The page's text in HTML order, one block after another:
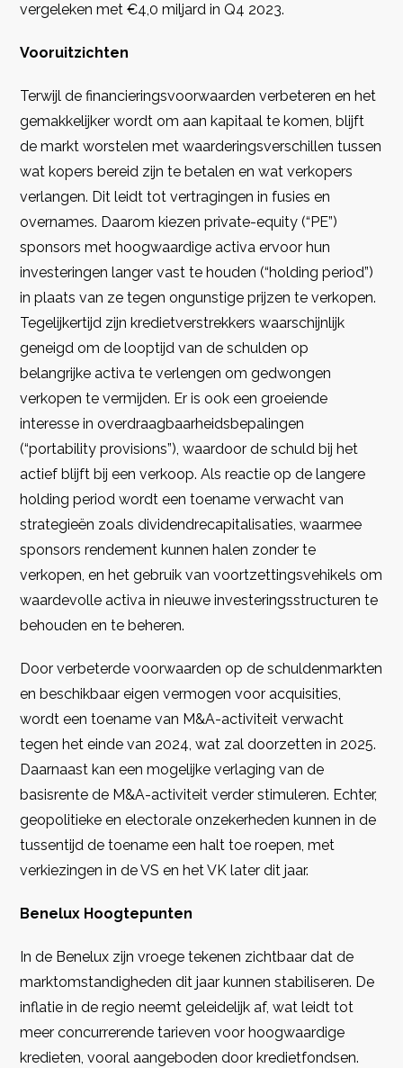
vergeleken met €4,0 miljard in Q4 2023.
Vooruitzichten
Terwijl de financieringsvoorwaarden verbeteren en het
gemakkelijker wordt om aan kapitaal te komen, blijft
de markt worstelen met waarderingsverschillen tussen
wat kopers bereid zijn te betalen en wat verkopers
verlangen. Dit leidt tot vertragingen in fusies en
overnames. Daarom kiezen private-equity (“PE”)
sponsors met hoogwaardige activa ervoor hun
investeringen langer vast te houden (“holding period”)
in plaats van ze tegen ongunstige prijzen te verkopen.
Tegelijkertijd zijn kredietverstrekkers waarschijnlijk
geneigd om de looptijd van de schulden op
belangrijke activa te verlengen om gedwongen
verkopen te vermijden. Er is ook een groeiende
interesse in overdraagbaarheidsbepalingen
(“portability provisions”), waardoor de schuld bij het
actief blijft bij een verkoop. Als reactie op de langere
holding period wordt een toename verwacht van
strategieën zoals dividendrecapitalisaties, waarmee
sponsors rendement kunnen halen zonder te
verkopen, en het gebruik van voortzettingsvehikels om
waardevolle activa in nieuwe investeringsstructuren te
behouden en te beheren.
Door verbeterde voorwaarden op de schuldenmarkten
en beschikbaar eigen vermogen voor acquisities,
wordt een toename van M&A-activiteit verwacht
tegen het einde van 2024, wat zal doorzetten in 2025.
Daarnaast kan een mogelijke verlaging van de
basisrente de M&A-activiteit verder stimuleren. Echter,
geopolitieke en electorale onzekerheden kunnen in de
tussentijd de toename een halt toe roepen, met
verkiezingen in de VS en het VK later dit jaar.
Benelux Hoogtepunten
In de Benelux zijn vroege tekenen zichtbaar dat de
marktomstandigheden dit jaar kunnen stabiliseren. De
inflatie in de regio neemt geleidelijk af, wat leidt tot
meer concurrerende tarieven voor hoogwaardige
kredieten, vooral aangeboden door kredietfondsen.